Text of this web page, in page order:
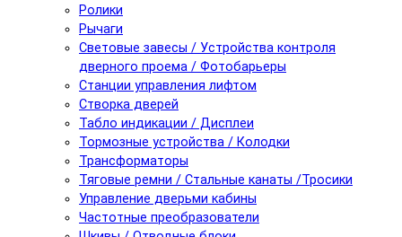
Ролики
Рычаги
Световые завесы / Устройства контроля
дверного проема / Фотобарьеры
Станции управления лифтом
Створка дверей
Табло индикации / Дисплеи
Тормозные устройства / Колодки
Трансформаторы
Тяговые ремни / Стальные канаты /Тросики
Управление дверьми кабины
Частотные преобразователи